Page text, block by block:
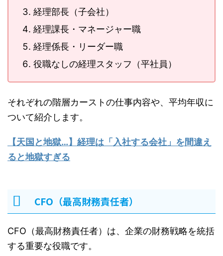
経理部長（子会社）
経理課長・マネージャー職
経理係長・リーダー職
役職なしの経理スタッフ（平社員）
それぞれの階層カーストの仕事内容や、平均年収に
ついて紹介します。
【天国と地獄…】経理は「入社する会社」を間違え
ると地獄すぎる
CFO（最高財務責任者）
CFO（最高財務責任者）は、企業の財務戦略を統括
する重要な役職です。